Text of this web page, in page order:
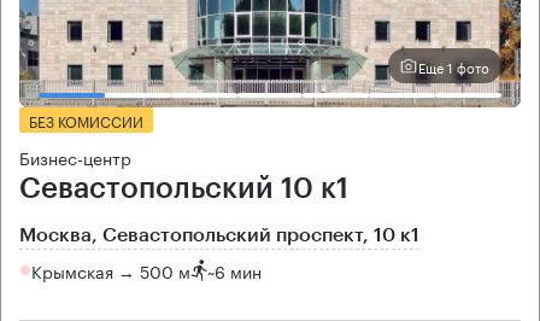
Еще 1 фото
БЕЗ КОМИССИИ
Бизнес-центр
Севастопольский 10 к1
Москва, Севастопольский проспект, 10 к1
Крымская → 500 м ~6 мин